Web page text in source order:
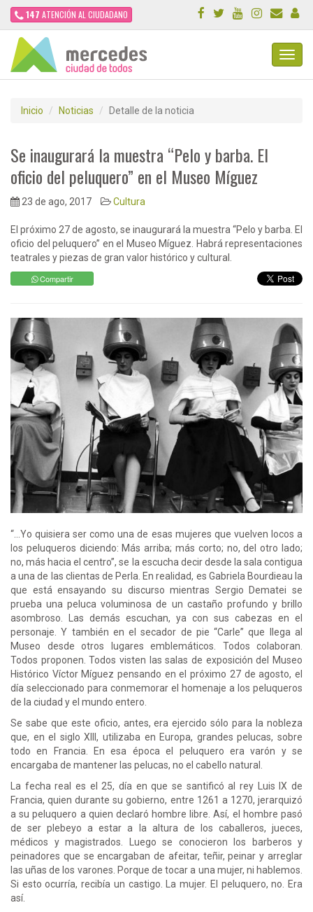
147 ATENCIÓN AL CIUDADANO
Inicio Noticias Detalle de la noticia
Se inaugurará la muestra “Pelo y barba. El
oficio del peluquero” en el Museo Míguez
23 de ago, 2017 Cultura
El próximo 27 de agosto, se inaugurará la muestra “Pelo y barba. El
oficio del peluquero” en el Museo Míguez. Habrá representaciones
teatrales y piezas de gran valor histórico y cultural.
Compartir
“…Yo quisiera ser como una de esas mujeres que vuelven locos a
los peluqueros diciendo: Más arriba; más corto; no, del otro lado;
no, más hacia el centro”, se la escucha decir desde la sala contigua
a una de las clientas de Perla. En realidad, es Gabriela Bourdieau la
que está ensayando su discurso mientras Sergio Dematei se
prueba una peluca voluminosa de un castaño profundo y brillo
asombroso. Las demás escuchan, ya con sus cabezas en el
personaje. Y también en el secador de pie “Carle” que llega al
Museo desde otros lugares emblemáticos. Todos colaboran.
Todos proponen. Todos visten las salas de exposición del Museo
Histórico Víctor Míguez pensando en el próximo 27 de agosto, el
día seleccionado para conmemorar el homenaje a los peluqueros
de la ciudad y el mundo entero.
Se sabe que este oficio, antes, era ejercido sólo para la nobleza
que, en el siglo XIII, utilizaba en Europa, grandes pelucas, sobre
todo en Francia. En esa época el peluquero era varón y se
encargaba de mantener las pelucas, no el cabello natural.
La fecha real es el 25, día en que se santificó al rey Luis IX de
Francia, quien durante su gobierno, entre 1261 a 1270, jerarquizó
a su peluquero a quien declaró hombre libre. Así, el hombre pasó
de ser plebeyo a estar a la altura de los caballeros, jueces,
médicos y magistrados. Luego se conocieron los barberos y
peinadores que se encargaban de afeitar, teñir, peinar y arreglar
las uñas de los varones. Porque de tocar a una mujer, ni hablemos.
Si esto ocurría, recibía un castigo. La mujer. El peluquero, no. Era
así.